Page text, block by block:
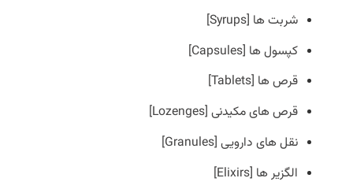
شربت ها [Syrups]
کپسول ها [Capsules]
قرص ها [Tablets]
قرص های مکیدنی [Lozenges]
نقل های دارویی [Granules]
الگزیر ها [Elixirs]